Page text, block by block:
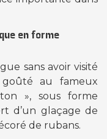
en forme
sans avoir visité
au fameux
», sous forme
d’un glaçage de
de rubans.